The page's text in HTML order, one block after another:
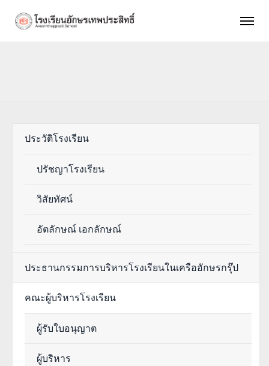
ประวัติโรงเรียน
ปรัชญาโรงเรียน
วิสัยทัศน์
อัตลักษณ์ เอกลักษณ์
ประธานกรรมการบริหารโรงเรียนในเครืออักษรกรุ๊ป
คณะผู้บริหารโรงเรียน
ผู้รับใบอนุญาต
ผู้บริหาร